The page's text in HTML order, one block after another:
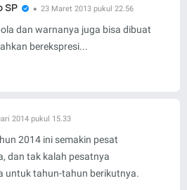
SP 23 Maret 2013 pukul 22.56
dan warnanya juga bisa dibuat
berekspresi...
2014 pukul 15.33
2014 ini semakin pesat
dan tak kalah pesatnya
untuk tahun-tahun berikutnya.